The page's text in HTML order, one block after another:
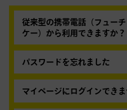
せん。
〒470-1132
愛知県豊明市間米町敷田
買取王子カスタマーセンター
従来型の携帯電話（フュー
ケー）から利用できますか？
ご利用いただくことができ
パスワードを忘れました
パスワード再発行ページよ
す。
マイページにログインでき
まずは大文字・小文字、半